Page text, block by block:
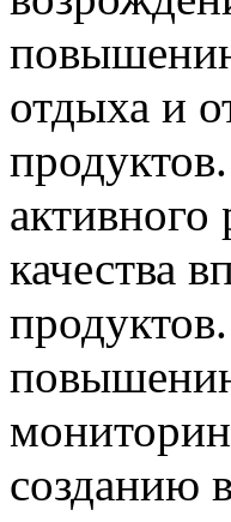
отдыха и
качества
созданию